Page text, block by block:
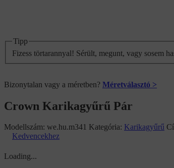
Tipp
Fizess törtarannyal! Sérült, megunt, vagy sosem
Bizonytalan vagy a méretben? Méretválasztó >
Crown Karikagyűrű Pár
Modellszám: we.hu.m341 Kategória: Karikagyűrű
Kedvencekhez
Loading...